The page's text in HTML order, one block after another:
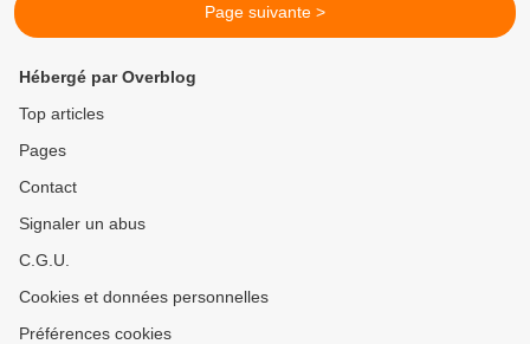
Page suivante >
Hébergé par Overblog
Top articles
Pages
Contact
Signaler un abus
C.G.U.
Cookies et données personnelles
Préférences cookies